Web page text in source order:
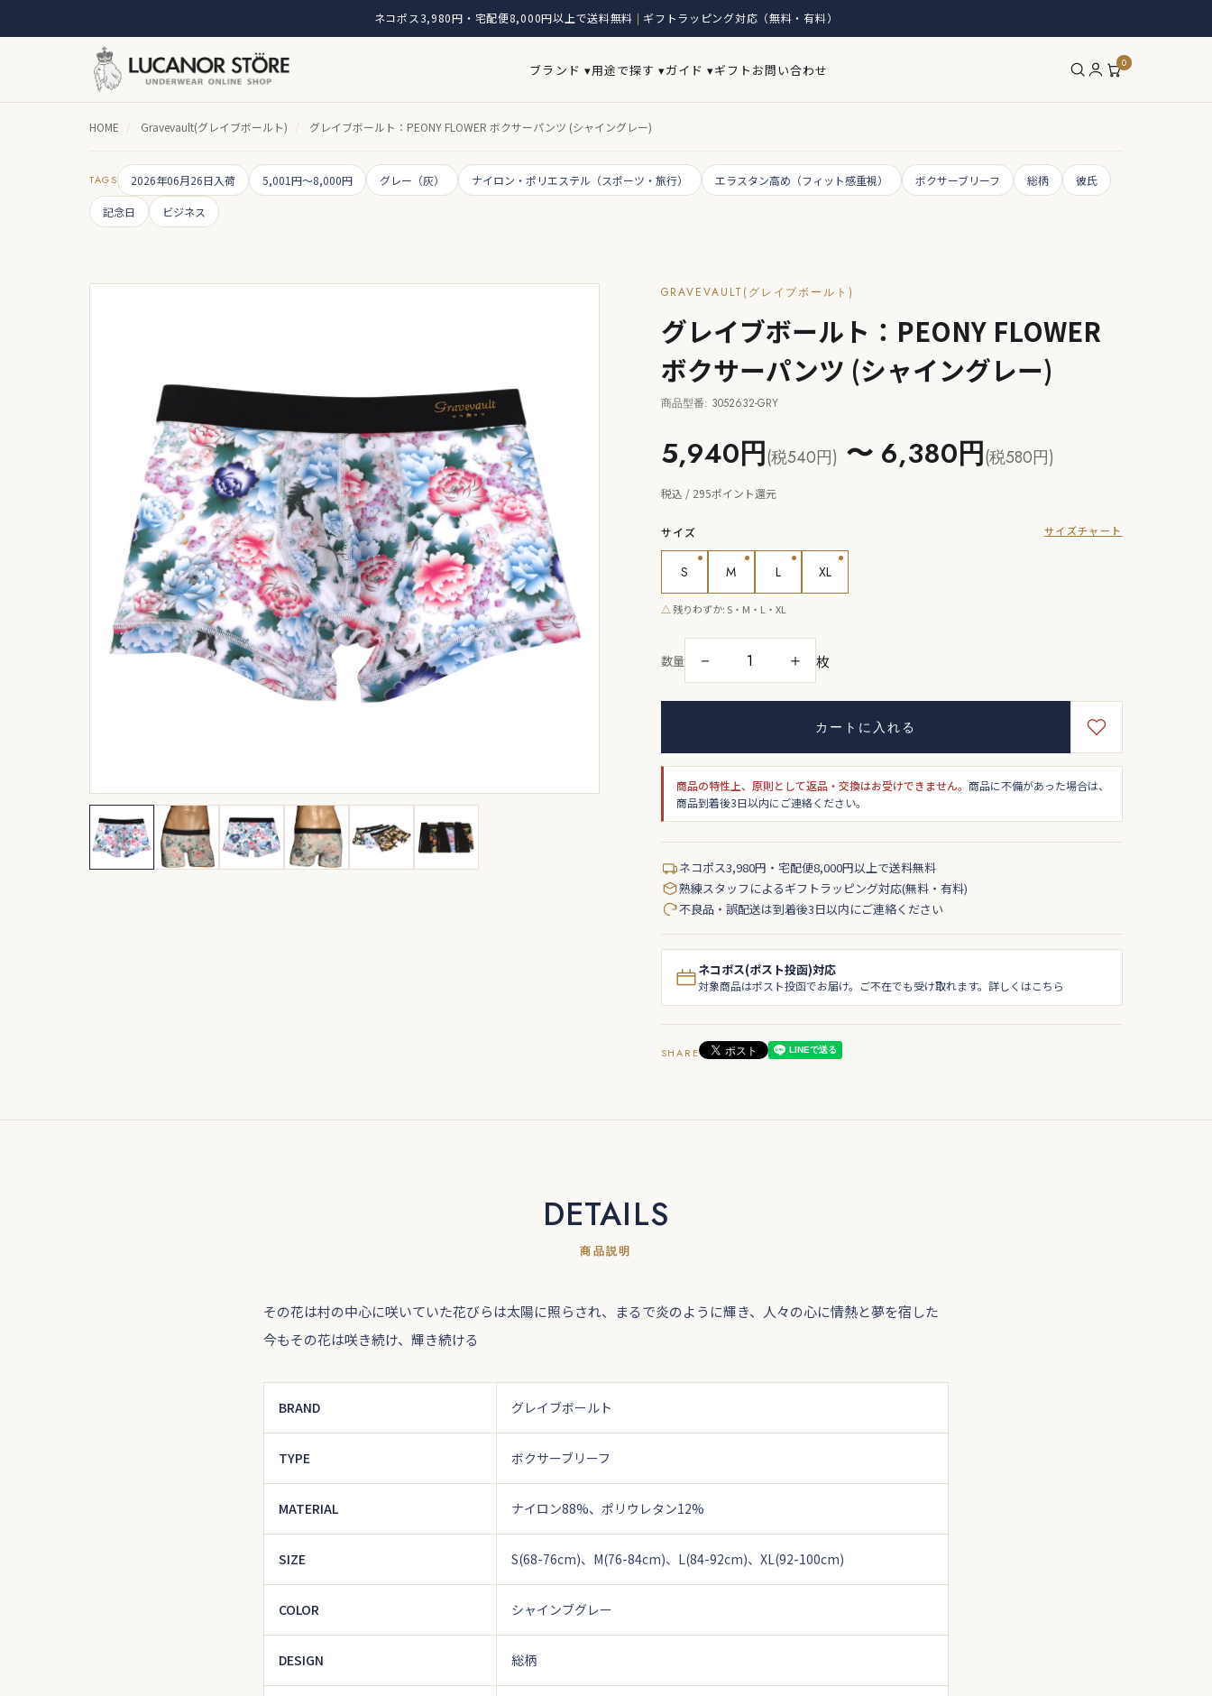
ネコポス3,980円・宅配便8,000円以上で送料無料 | ギフトラッピング対応（無料・有料）
ブランド ▾用途で探す ▾ガイド ▾ギフト お問い合わせ 0
HOME / Gravevault(グレイブボールト) / グレイブボールト：PEONY FLOWER ボクサーパンツ (シャイングレー)
TAGS 2026年06月26日入荷 5,001円～8,000円 グレー（灰） ナイロン・ポリエステル（スポーツ・旅行） エラスタン高め（フィット感重視） ボクサーブリーフ 総柄 彼氏
記念日 ビジネス
GRAVEVAULT(グレイブボールト)
グレイブボールト：PEONY FLOWER
ボクサーパンツ (シャイングレー)
商品型番: 3052632-GRY
5,940円(税540円) 〜 6,380円(税580円)
税込 / 295ポイント還元
サイズ サイズチャート
S M L XL
△残りわずか: S・M・L・XL
数量 － ＋ 枚
カートに入れる
商品の特性上、原則として返品・交換はお受けできません。 商品に不備があった場合は、
商品到着後3日以内にご連絡ください。
ネコポス3,980円・宅配便8,000円以上で送料無料
熟練スタッフによるギフトラッピング対応(無料・有料)
不良品・誤配送は到着後3日以内にご連絡ください
ネコポス(ポスト投函)対応
対象商品はポスト投函でお届け。ご不在でも受け取れます。詳しくはこちら
SHARE
DETAILS
商品説明
その花は村の中心に咲いていた花びらは太陽に照らされ、まるで炎のように輝き、人々の心に情熱と夢を宿した
今もその花は咲き続け、輝き続ける
BRAND グレイブボールト
TYPE ボクサーブリーフ
MATERIAL ナイロン88%、ポリウレタン12%
SIZE S(68-76cm)、M(76-84cm)、L(84-92cm)、XL(92-100cm)
COLOR シャインブグレー
DESIGN 総柄